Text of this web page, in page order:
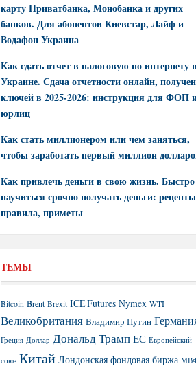
карту Приватбанка, Монобанка и других
банков. Для абонентов Киевстар, Лайф и
Водафон Украина
Как сдать отчет в налоговую по интернету в
Украине. Сдача отчетности онлайн,
ключей в 2025-2026: инструкция для ФОП
юрлиц
Как стать миллионером или чем заняться,
чтобы заработать первый миллион
Как привлечь деньги в свою жизнь. Быстро
научиться срочно получать деньги:
правила, приметы
ТЕМЫ
Bitcoin Brent Brexit ICE Futures Nymex WTI
Великобритания Владимир Путин
Греция Доллар Дональд Трамп ЕС Европейский
союз Китай Лондонская фондовая биржа